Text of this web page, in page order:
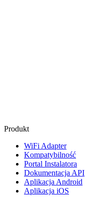
Produkt
WiFi Adapter
Kompatybilność
Portal Instalatora
Dokumentacja API
Aplikacja Android
Aplikacja iOS